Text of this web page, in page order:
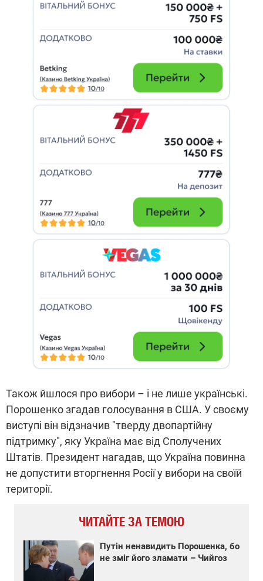
Також йшлося про вибори – і не лише українські.
Порошенко згадав голосування в США. У своєму
виступі він відзначив "тверду двопартійну
підтримку", яку Україна має від Сполучених
Штатів. Президент нагадав, що Україна повинна
не допустити вторгнення Росії у вибори на своїй
території.
ЧИТАЙТЕ ЗА ТЕМОЮ
Путін ненавидить Порошенка, бо
не зміг його зламати – Чийгоз